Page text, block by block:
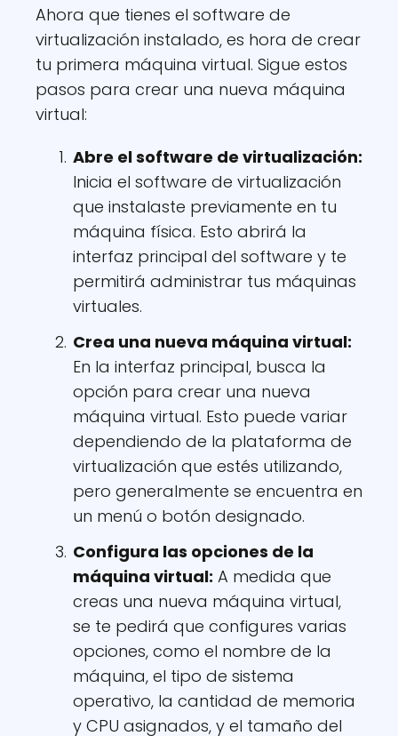
Ahora que tienes el software de
virtualización instalado, es hora de crear
tu primera máquina virtual. Sigue estos
pasos para crear una nueva máquina
virtual:
Abre el software de virtualización:
Inicia el software de virtualización
que instalaste previamente en tu
máquina física. Esto abrirá la
interfaz principal del software y te
permitirá administrar tus máquinas
virtuales.
Crea una nueva máquina virtual:
En la interfaz principal, busca la
opción para crear una nueva
máquina virtual. Esto puede variar
dependiendo de la plataforma de
virtualización que estés utilizando,
pero generalmente se encuentra en
un menú o botón designado.
Configura las opciones de la
máquina virtual: A medida que
creas una nueva máquina virtual,
se te pedirá que configures varias
opciones, como el nombre de la
máquina, el tipo de sistema
operativo, la cantidad de memoria
y CPU asignados, y el tamaño del